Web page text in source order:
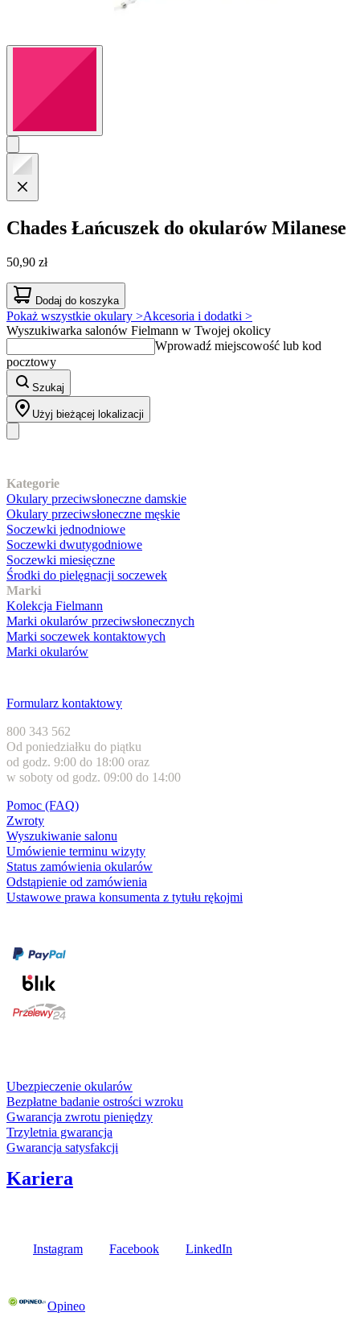
Chades Łańcuszek do okularów Milanese
50,90 zł
Dodaj do koszyka
Pokaż wszystkie okulary >Akcesoria i dodatki >
Wyszukiwarka salonów Fielmann w Twojej okolicy
Wprowadź miejscowość lub kod
pocztowy
Szukaj
Użyj bieżącej lokalizacji
Kategorie
Okulary przeciwsłoneczne damskie
Okulary przeciwsłoneczne męskie
Soczewki jednodniowe
Soczewki dwutygodniowe
Soczewki miesięczne
Środki do pielęgnacji soczewek
Marki
Kolekcja Fielmann
Marki okularów przeciwsłonecznych
Marki soczewek kontaktowych
Marki okularów
Formularz kontaktowy
800 343 562
Od poniedziałku do piątku
od godz. 9:00 do 18:00 oraz
w soboty od godz. 09:00 do 14:00
Pomoc (FAQ)
Zwroty
Wyszukiwanie salonu
Umówienie terminu wizyty
Status zamówienia okularów
Odstąpienie od zamówienia
Ustawowe prawa konsumenta z tytułu rękojmi
Ubezpieczenie okularów
Bezpłatne badanie ostrości wzroku
Gwarancja zwrotu pieniędzy
Trzyletnia gwarancja
Gwarancja satysfakcji
Kariera
Instagram Facebook LinkedIn
Opineo